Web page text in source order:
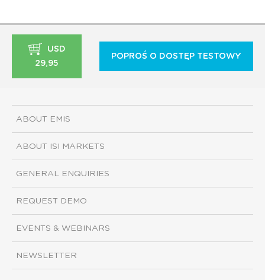
USD
29,95
POPROŚ O DOSTĘP TESTOWY
ABOUT EMIS
ABOUT ISI MARKETS
GENERAL ENQUIRIES
REQUEST DEMO
EVENTS & WEBINARS
NEWSLETTER